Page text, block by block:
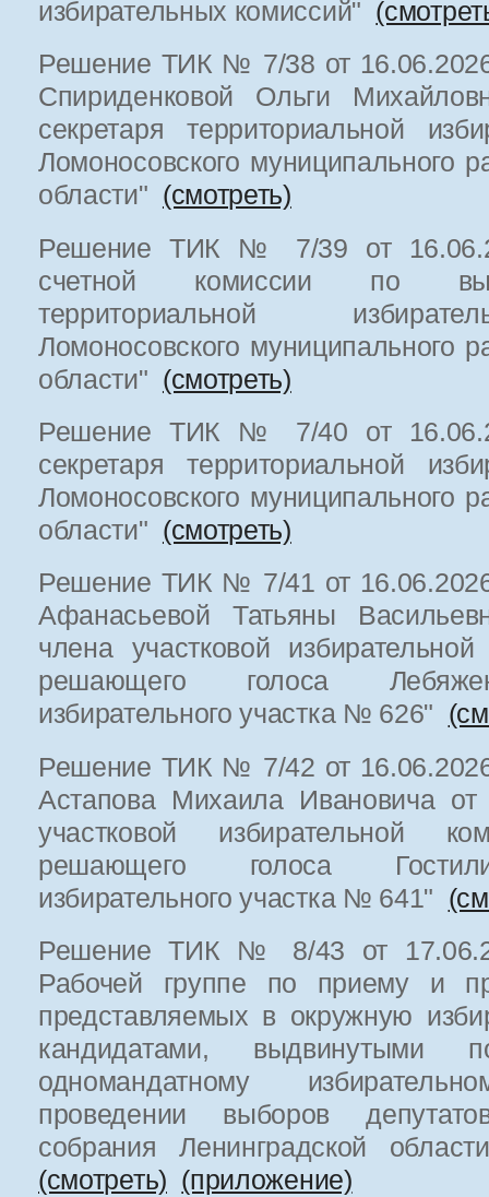
избирательных комиссий"
Решение ТИК № 7/38 от
Спириденковой Ольги
секретаря территориальной
Ломоносовского муниципального
области" (смотреть)
Решение ТИК № 7/39 от
счетной комиссии по
территориальной
Ломоносовского муниципального
области" (смотреть)
Решение ТИК № 7/40 от
секретаря территориальной
Ломоносовского муниципального
области" (смотреть)
Решение ТИК № 7/41 от
Афанасьевой Татьяны
члена участковой
решающего голоса
избирательного участка № 626"
Решение ТИК № 7/42 от
Астапова Михаила Ивановича от
участковой избирательной
решающего голоса
избирательного участка № 641"
Решение ТИК № 8/43 от
Рабочей группе по приему и
представляемых в окружную
кандидатами, выдвинутыми
одномандатному
проведении выборов
собрания Ленинградской
(смотреть) (приложение)